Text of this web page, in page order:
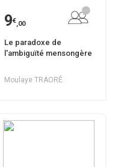
9€,00
Le paradoxe de
l'ambiguïté mensongère
Moulaye TRAORÉ